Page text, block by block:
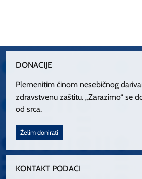
DONACIJE
Plemenitim činom nesebičnog
zdravstvenu zaštitu. „Zarazimo“ se
od srca.
Želim donirati
KONTAKT PODACI